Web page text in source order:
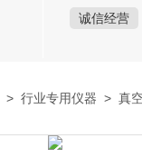
诚信经营
> 行业专用仪器 > 真